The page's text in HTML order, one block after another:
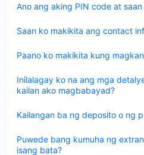
Ano ang aking PIN code at
ang
Saan ko makikita ang contact
ang
Paano ko makikita kung
ang
Inilalagay ko na ang mga
kailan ako magbabayad?
ang
sagot
Kailangan ba ng deposito o ng
ang
Puwede bang kumuha ng
isang bata?
ang